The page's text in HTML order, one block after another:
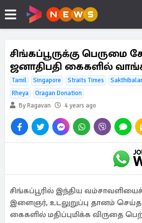
சிங்கப்பூருக்கு பெருமை
ஜனாதிபதி கைகளில்
Tamil Singapore Straits Times
Rheya
Oragan Donation
By Ragavan
4 years ago
சிங்கப்பூரில் இந்திய
இளைஞர், உடலுறுப்பு தானம்
கைகளில் மதிப்புமிக்க விருதை